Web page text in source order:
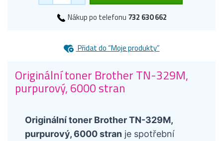
Nákup po telefonu 732 630 662
Přidat do “Moje produkty”
Originální toner Brother TN-329M,
purpurový, 6000 stran
Originální toner Brother TN-329M,
purpurový, 6000 stran je spotřební